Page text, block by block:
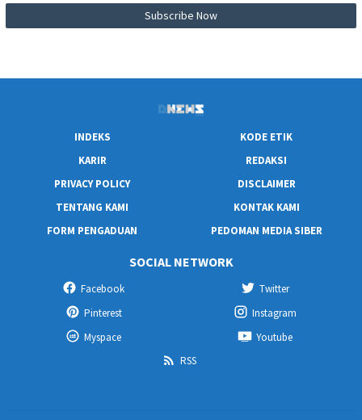
INDEKS
KODE ETIK
KARIR
REDAKSI
PRIVACY POLICY
DISCLAIMER
TENTANG KAMI
KONTAK KAMI
FORM PENGADUAN
PEDOMAN MEDIA SIBER
SOCIAL NETWORK
Facebook
Twitter
Pinterest
Instagram
Myspace
Youtube
RSS